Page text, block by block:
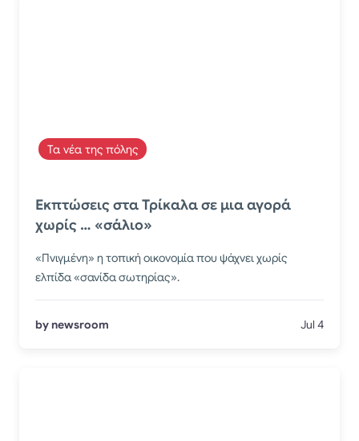
Τα νέα της πόλης
Εκπτώσεις στα Τρίκαλα σε μια αγορά
χωρίς … «σάλιο»
«Πνιγμένη» η τοπική οικονομία που ψάχνει χωρίς
ελπίδα «σανίδα σωτηρίας».
by newsroom Jul 4